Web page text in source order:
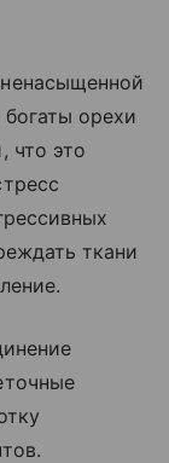
орехи
что это
ткани